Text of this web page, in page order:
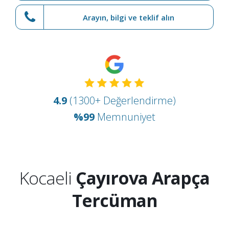
Arayın, bilgi ve teklif alın
4.9 (1300+ Değerlendirme)
%99 Memnuniyet
Kocaeli Çayırova Arapça
Tercüman